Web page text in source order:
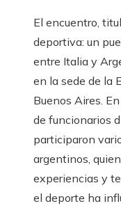
El encuentro,
deportiva: un
entre Italia y
en la sede de la
Buenos Aires.
de funcionarios
participaron
argentinos,
experiencias y
el deporte ha